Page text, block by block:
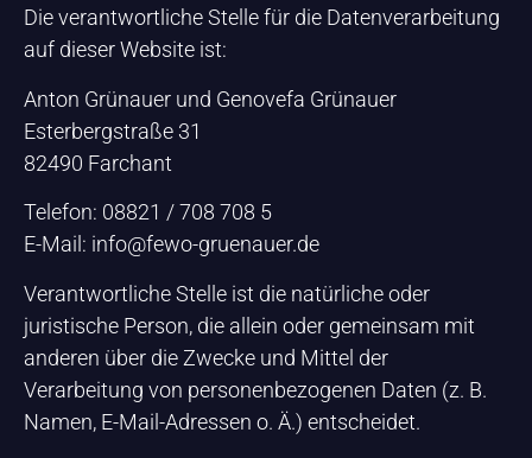
Die verantwortliche Stelle für die Datenverarbeitung
auf dieser Website ist:
Anton Grünauer und Genovefa Grünauer
Esterbergstraße 31
82490 Farchant
Telefon: 08821 / 708 708 5
E-Mail: info@fewo-gruenauer.de
Verantwortliche Stelle ist die natürliche oder
juristische Person, die allein oder gemeinsam mit
anderen über die Zwecke und Mittel der
Verarbeitung von personenbezogenen Daten (z. B.
Namen, E-Mail-Adressen o. Ä.) entscheidet.